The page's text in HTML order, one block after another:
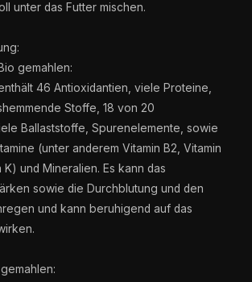
unter das Futter mischen.
gemahlen:
46 Antioxidantien, viele Proteine,
Stoffe, 18 von 20
Ballaststoffe, Spurenelemente, sowie
(unter anderem Vitamin B2, Vitamin
K) und Mineralien. Es kann das
sowie die Durchblutung und den
und kann beruhigend auf das